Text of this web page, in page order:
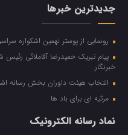
جدیدترین خبرها
رونمایی از پوستر نهمین اشکواره
پیام تبریک حمیدرضا آقاملائی
خبرنگار
انتخاب هیئت داوران بخش رسانه
مرثیه ای برای باد ها
نماد رسانه الکترونیک